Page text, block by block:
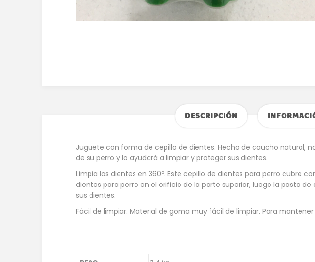
DESCRIPCIÓN
Juguete con forma de cepillo de dientes. Hecho de caucho natural,
de su perro y lo ayudará a limpiar y proteger sus dientes.
Limpia los dientes en 360º. Este cepillo de dientes para perro cubre
dientes para perro en el orificio de la parte superior, luego la pasta
sus dientes.
Fácil de limpiar. Material de goma muy fácil de limpiar. Para